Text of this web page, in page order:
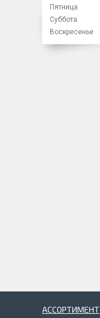
Пятница
Суббота
Воскресенье
АССОРТИМЕНТ